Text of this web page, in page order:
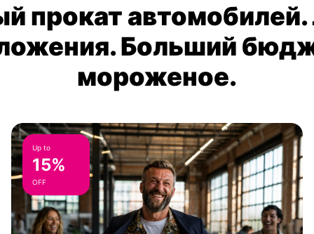
прокат
Больший
мороженое.
Up to
15%
OFF